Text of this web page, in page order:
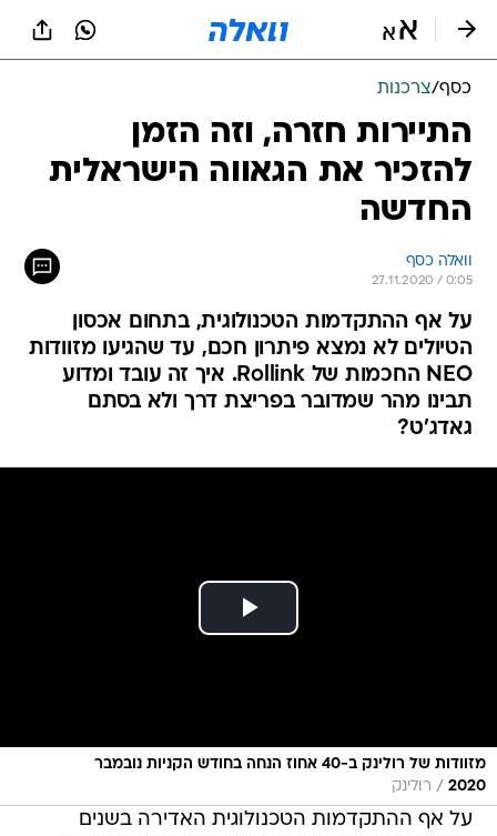
כסף/צרכנות
התיירות חזרה, וזה הזמן
להזכיר את הגאווה הישראלית
החדשה
וואלה כסף
27.11.2020 / 0:05
על אף ההתקדמות הטכנולוגית, בתחום אכסון
הטיולים לא נמצא פיתרון חכם, עד שהגיעו מזוודות
NEO החכמות של Rollink. איך זה עובד ומדוע
תבינו מהר שמדובר בפריצת דרך ולא בסתם
גאדג'ט?
מזוודות של רולינק ב-40 אחוז הנחה בחודש הקניות נובמבר
2020
/ רולינק
על אף ההתקדמות הטכנולוגית האדירה בשנים